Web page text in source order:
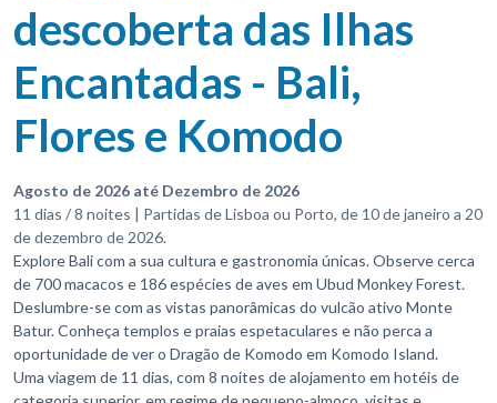
descoberta das Ilhas
Encantadas - Bali,
Flores e Komodo
Agosto de 2026 até Dezembro de 2026
11 dias / 8 noites | Partidas de Lisboa ou Porto, de 10 de janeiro a 20
de dezembro de 2026.
Explore Bali com a sua cultura e gastronomia únicas. Observe cerca
de 700 macacos e 186 espécies de aves em Ubud Monkey Forest.
Deslumbre-se com as vistas panorâmicas do vulcão ativo Monte
Batur. Conheça templos e praias espetaculares e não perca a
oportunidade de ver o Dragão de Komodo em Komodo Island.
Uma viagem de 11 dias, com 8 noites de alojamento em hotéis de